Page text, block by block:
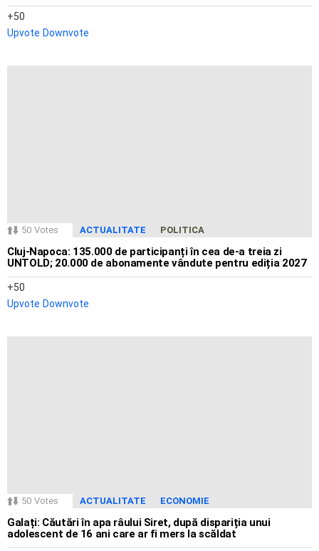
50
Upvote Downvote
50 Votes ACTUALITATE POLITICA
Cluj-Napoca: 135.000 de participanți în cea de-a treia zi
UNTOLD; 20.000 de abonamente vândute pentru ediția 2027
50
Upvote Downvote
50 Votes ACTUALITATE ECONOMIE
Galați: Căutări în apa râului Siret, după dispariția unui
adolescent de 16 ani care ar fi mers la scăldat